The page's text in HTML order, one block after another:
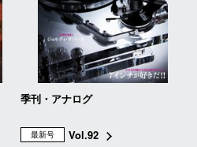
季刊・アナログ
最新号
Vol.92